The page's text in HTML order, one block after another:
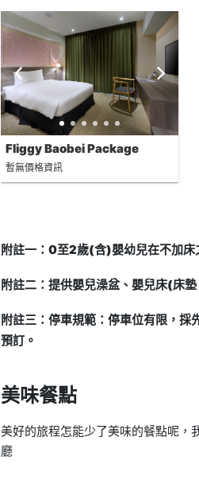
Fliggy Baobei Package
暫無價格資訊
附註一：0至2歲(含)嬰幼兒在不加床
附註二：提供嬰兒澡盆、嬰兒床(床
附註三：停車規範：停車位有限，採
預訂。
美味餐點
美好的旅程怎能少了美味的餐點呢，
廳